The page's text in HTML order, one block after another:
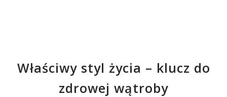
Właściwy styl życia – klucz do
zdrowej wątroby